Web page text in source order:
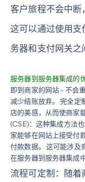
客户旅程不会中断
这可以通过使用支
务器和支付网关之
服务器到服务器集成的
即到商家的网站 – 不会
减少结账放弃。 完全定
店的美感，从而使商家
(CSE)：这种集成方法
家能够在网站上接受付
付款数据。 这可能涉及
在服务器到服务器集成
流程可定制：随着